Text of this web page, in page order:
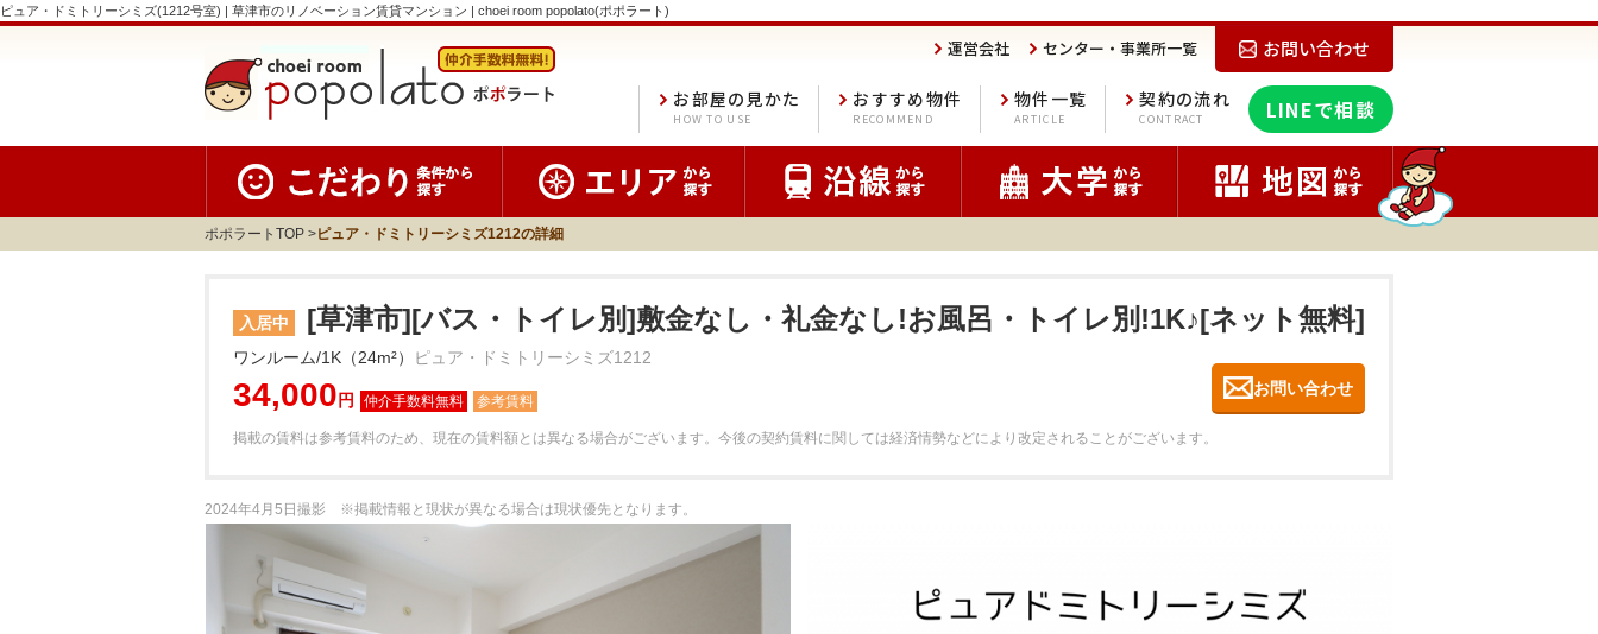
ピュア・ドミトリーシミズ(1212号室) | 草津市のリノベーション賃貸マンション | choei room popolato(ポポラート)
お問い合わせ
センター・事業所一覧
運営会社
LINEで相談
契約の流れ
CONTRACT
物件一覧
ARTICLE
おすすめ物件
RECOMMEND
お部屋の見かた
HOW TO USE
ポポラートTOP ピュア・ドミトリーシミズ1212の詳細
入居中 [草津市][バス・トイレ別]敷金なし・礼金なし!お風呂・トイレ別!1K♪[ネット無料]
ワンルーム/1K（24m²） ピュア・ドミトリーシミズ1212
34,000 円 参考賃料
お問い合わせ
掲載の賃料は参考賃料のため、現在の賃料額とは異なる場合がございます。 今後の契約賃料に関しては経済情勢などにより改定されることがございます。
2024年4月5日撮影 ※掲載情報と現状が異なる場合は現状優先となります。